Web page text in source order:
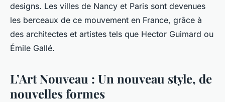
designs. Les villes de Nancy et Paris sont devenues
les berceaux de ce mouvement en France, grâce à
des architectes et artistes tels que Hector Guimard ou
Émile Gallé.
L’Art Nouveau : Un nouveau style, de
nouvelles formes